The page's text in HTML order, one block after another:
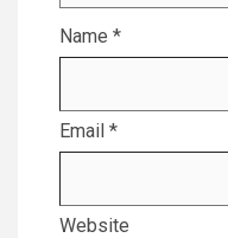
Name *
Email *
Website